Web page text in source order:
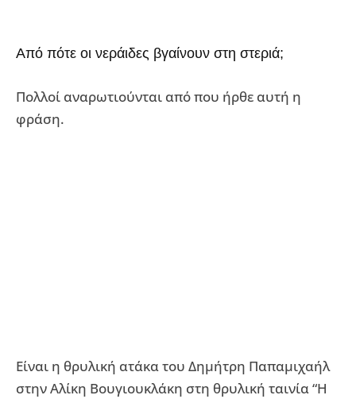
Από πότε οι νεράιδες βγαίνουν στη στεριά;
Πολλοί αναρωτιούνται από που ήρθε αυτή η
φράση.
Είναι η θρυλική ατάκα του Δημήτρη Παπαμιχαήλ
στην Αλίκη Βουγιουκλάκη στη θρυλική ταινία “Η